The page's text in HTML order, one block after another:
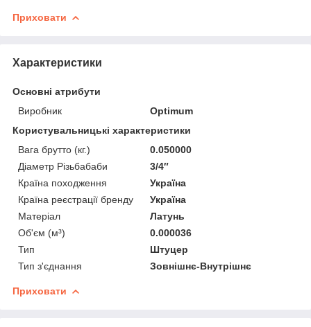
Приховати
Характеристики
Основні атрибути
Виробник
Optimum
Користувальницькі характеристики
Вага брутто (кг.)
0.050000
Діаметр Різьбабаби
3/4″
Країна походження
Україна
Країна реєстрації бренду
Україна
Матеріал
Латунь
Об'єм (м³)
0.000036
Тип
Штуцер
Тип з'єднання
Зовнішнє-Внутрішнє
Приховати